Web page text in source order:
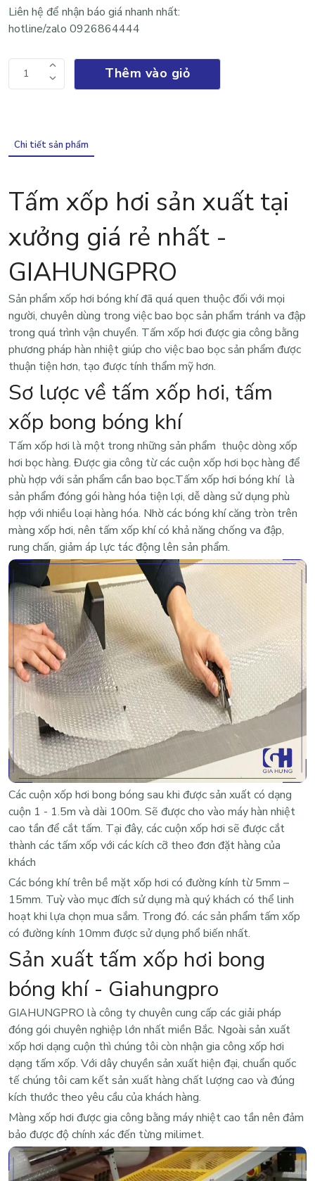
Liên hệ để nhận báo giá nhanh nhất:
hotline/zalo 0926864444
1 Thêm vào giỏ
Chi tiết sản phẩm
Tấm xốp hơi sản xuất tại
xưởng giá rẻ nhất -
GIAHUNGPRO
Sản phẩm xốp hơi bóng khí đã quá quen thuộc đối với mọi
người, chuyên dùng trong việc bao bọc sản phẩm tránh va đập
trong quá trình vận chuyển. Tấm xốp hơi được gia công bằng
phương pháp hàn nhiệt giúp cho việc bao bọc sản phẩm được
thuận tiện hơn, tạo được tính thẩm mỹ hơn.
Sơ lược về tấm xốp hơi, tấm
xốp bong bóng khí
Tấm xốp hơi là một trong những sản phẩm thuộc dòng xốp
hơi bọc hàng. Được gia công từ các cuộn xốp hơi bọc hàng để
phù hợp với sản phẩm cần bao bọc.Tấm xốp hơi bóng khí là
sản phẩm đóng gói hàng hóa tiện lợi, dễ dàng sử dụng phù
hợp với nhiều loại hàng hóa. Nhờ các bóng khí căng tròn trên
màng xốp hơi, nên tấm xốp khí có khả năng chống va đập,
rung chấn, giảm áp lực tác động lên sản phẩm.
Các cuộn xốp hơi bong bóng sau khi được sản xuất có dạng
cuộn 1 - 1.5m và dài 100m. Sẽ được cho vào máy hàn nhiệt
cao tần để cắt tấm. Tại đây, các cuộn xốp hơi sẽ được cắt
thành các tấm xốp với các kích cỡ theo đơn đặt hàng của
khách
Các bóng khí trên bề mặt xốp hơi có đường kính từ 5mm –
15mm. Tuỳ vào mục đích sử dụng mà quý khách có thể linh
hoạt khi lựa chọn mua sắm. Trong đó. các sản phẩm tấm xốp
có đường kính 10mm được sử dụng phổ biến nhất.
Sản xuất tấm xốp hơi bong
bóng khí - Giahungpro
GIAHUNGPRO là công ty chuyên cung cấp các giải pháp
đóng gói chuyên nghiệp lớn nhất miền Bắc. Ngoài sản xuất
xốp hơi dạng cuộn thì chúng tôi còn nhận gia công xốp hơi
dạng tấm xốp. Với dây chuyền sản xuất hiện đại, chuẩn quốc
tế chúng tôi cam kết sản xuất hàng chất lượng cao và đúng
kích thước theo yêu cầu của khách hàng.
Màng xốp hơi được gia công bằng máy nhiệt cao tần nên đảm
bảo được độ chính xác đến từng milimet.